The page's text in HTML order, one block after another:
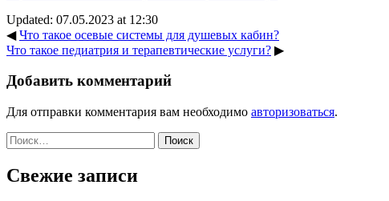
Updated: 07.05.2023 at 12:30
◀Что такое осевые системы для душевых кабин?
Что такое педиатрия и терапевтические услуги? ▶
Добавить комментарий
Для отправки комментария вам необходимо авторизоваться.
Найти:
Свежие записи